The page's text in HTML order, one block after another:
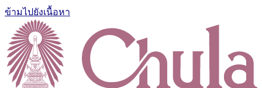
ข้ามไปยังเนื้อหา